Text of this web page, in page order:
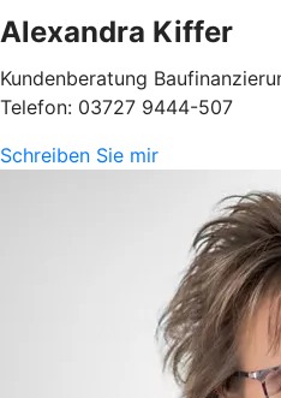
Alexandra Kiffer
Kundenberatung
Telefon: 03727 9444-507
Schreiben Sie mir